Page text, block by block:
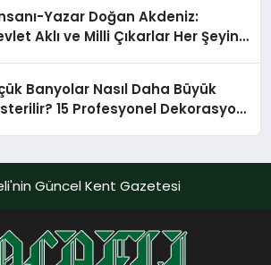
donatılmış son modeli
kontrol ünitesi Madoka Plus
satışa sunuldu. Tam
ekranı, mobil uygulama
ve akıllı sensör entegrasyonu
iklimlendirme sistemlerinin
daha kolay, konforlu ve
hale getiriyor. Enerji
artırırken modern yaşam
Yazar Doğan Akdeniz:
Aklı ve Milli Çıkarlar Her Şeyin
Banyolar Nasıl Daha Büyük
15 Profesyonel Dekorasyon
Güncel Kent Gazetesi